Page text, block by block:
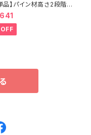
品】パイン材高さ2段階調
きすのこベッド用(セミダ